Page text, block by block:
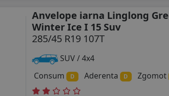
Anvelope iarna Linglong
Winter Ice I 15 Suv
285/45 R19 107T
SUV / 4x4
Consum
D Aderenta D Zgomot